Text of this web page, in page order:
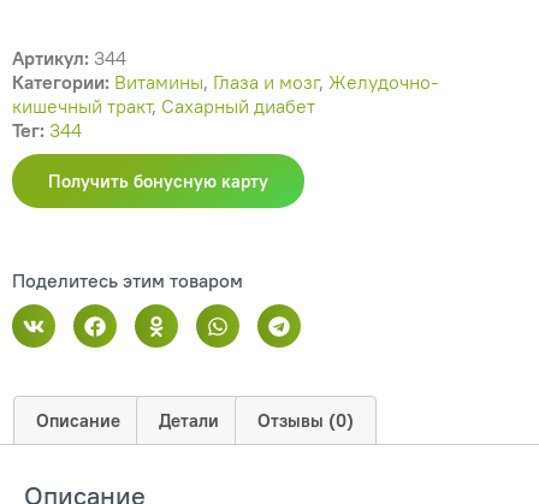
Артикул: 344
Категории: Витамины, Глаза и мозг, Желудочно-
кишечный тракт, Сахарный диабет
Тег: 344
Получить бонусную карту
Поделитесь этим товаром
Описание Детали Отзывы (0)
Описание